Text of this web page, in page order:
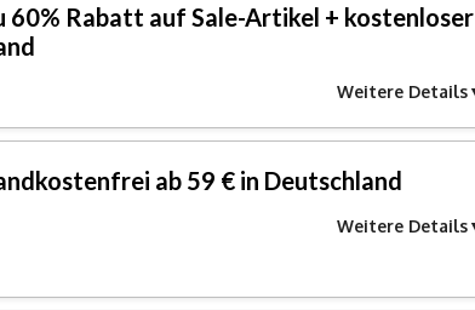
60% Rabatt auf Sale-Artikel + kostenloser
Weitere Details
ab 59 € in Deutschland
Weitere Details